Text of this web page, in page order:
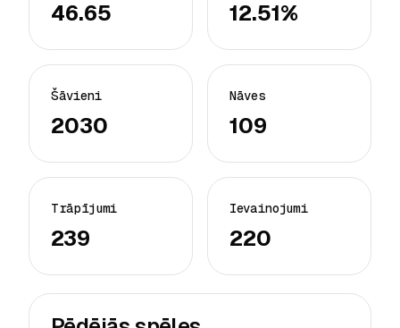
46.65 12.51%
Šāvieni
2030
Nāves
109
Trāpījumi
239
Ievainojumi
220